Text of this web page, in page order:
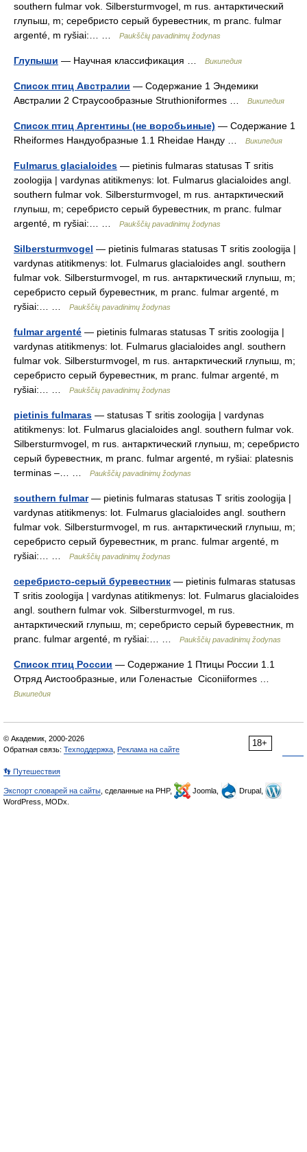
southern fulmar vok. Silbersturmvogel, m rus. антарктический
глупыш, m; серебристо серый буревестник, m pranc. fulmar
argenté, m ryšiai:… …
Paukščių pavadinimų žodynas
Глупыши — Научная классификация … Википедия
Список птиц Австралии — Содержание 1 Эндемики
Австралии 2 Страусообразные Struthioniformes …
Википедия
Список птиц Аргентины (не воробьиные) — Содержание 1
Rheiformes Нандуобразные 1.1 Rheidae Нанду …
Википедия
Fulmarus glacialoides — pietinis fulmaras statusas T sritis
zoologija | vardynas atitikmenys: lot. Fulmarus glacialoides angl.
southern fulmar vok. Silbersturmvogel, m rus. антарктический
глупыш, m; серебристо серый буревестник, m pranc. fulmar
argenté, m ryšiai:… …
Paukščių pavadinimų žodynas
Silbersturmvogel — pietinis fulmaras statusas T sritis zoologija |
vardynas atitikmenys: lot. Fulmarus glacialoides angl. southern
fulmar vok. Silbersturmvogel, m rus. антарктический глупыш, m;
серебристо серый буревестник, m pranc. fulmar argenté, m
ryšiai:… …
Paukščių pavadinimų žodynas
fulmar argenté — pietinis fulmaras statusas T sritis zoologija |
vardynas atitikmenys: lot. Fulmarus glacialoides angl. southern
fulmar vok. Silbersturmvogel, m rus. антарктический глупыш, m;
серебристо серый буревестник, m pranc. fulmar argenté, m
ryšiai:… …
Paukščių pavadinimų žodynas
pietinis fulmaras — statusas T sritis zoologija | vardynas
atitikmenys: lot. Fulmarus glacialoides angl. southern fulmar vok.
Silbersturmvogel, m rus. антарктический глупыш, m; серебристо
серый буревестник, m pranc. fulmar argenté, m ryšiai: platesnis
terminas –… …
Paukščių pavadinimų žodynas
southern fulmar— pietinis fulmaras statusas T sritis zoologija |
vardynas atitikmenys: lot. Fulmarus glacialoides angl. southern
fulmar vok. Silbersturmvogel, m rus. антарктический глупыш, m;
серебристо серый буревестник, m pranc. fulmar argenté, m
ryšiai:… …
Paukščių pavadinimų žodynas
серебристо-серый буревестник — pietinis fulmaras statusas
T sritis zoologija | vardynas atitikmenys: lot. Fulmarus glacialoides
angl. southern fulmar vok. Silbersturmvogel, m rus.
антарктический глупыш, m; серебристо серый буревестник, m
pranc. fulmar argenté, m ryšiai:… …
Paukščių pavadinimų žodynas
Список птиц России — Содержание 1 Птицы России 1.1
Отряд Аистообразные, или Голенастые Ciconiiformes …
Википедия
18+
© Академик, 2000-2026
Обратная связь: Техподдержка Реклама на сайте
👣 Путешествия
Экспорт словарей на сайты , сделанные на PHP, Joomla,
Drupal,
WordPress, MODx.